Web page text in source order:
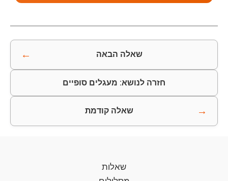
שאלה הבאה ←
חזרה לנושא: מעגלים סופיים
→ שאלה קודמת
שאלות